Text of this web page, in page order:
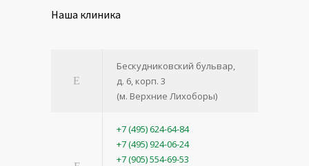
Наша клиника
Бескудниковский бульвар,
д. 6, корп. 3
(м. Верхние Лихоборы)
+7 (495) 624-64-84
+7 (495) 924-06-24
+7 (905) 554-69-53